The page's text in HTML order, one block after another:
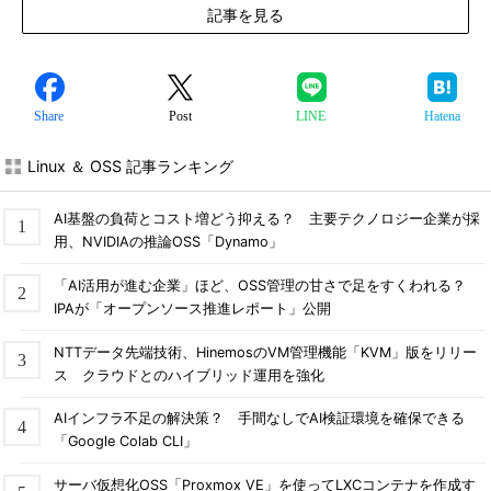
記事を見る
Share Post LINE Hatena
Linux ＆ OSS 記事ランキング
AI基盤の負荷とコスト増どう抑える？ 主要テクノロジー企業が採
用、NVIDIAの推論OSS「Dynamo」
「AI活用が進む企業」ほど、OSS管理の甘さで足をすくわれる？
IPAが「オープンソース推進レポート」公開
NTTデータ先端技術、HinemosのVM管理機能「KVM」版をリリー
ス クラウドとのハイブリッド運用を強化
AIインフラ不足の解決策？ 手間なしでAI検証環境を確保できる
「Google Colab CLI」
サーバ仮想化OSS「Proxmox VE」を使ってLXCコンテナを作成す